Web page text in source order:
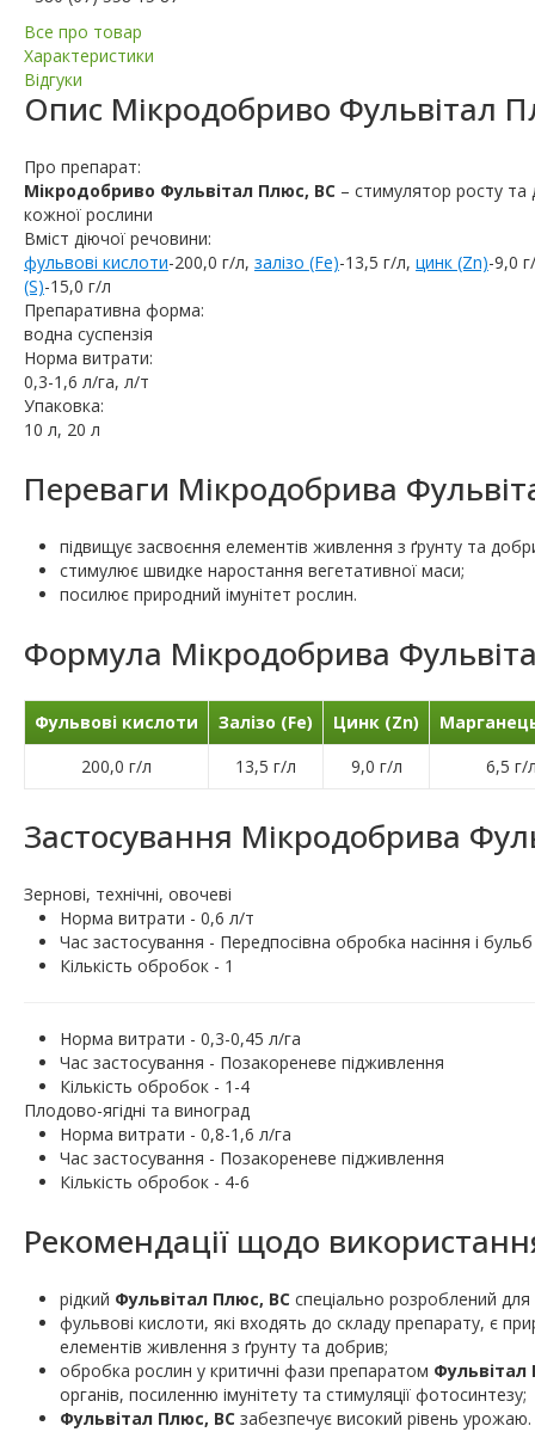
Все про товар
Характеристики
Відгуки
Опис Мікродобриво Фульвітал
Про препарат:
Мікродобриво Фульвітал Плюс, ВС – стимулятор росту та
кожної рослини
Вміст діючої речовини:
фульвові кислоти-200,0 г/л, залізо (Fe)-13,5 г/л, цинк (Zn)-9,0
(S)-15,0 г/л
Препаративна форма:
водна суспензія
Норма витрати:
0,3-1,6 л/га, л/т
Упаковка:
10 л, 20 л
Переваги Мікродобрива
підвищує засвоєння елементів живлення з ґрунту та
стимулює швидке наростання вегетативної маси;
посилює природний імунітет рослин.
Формула Мікродобрива
Фульвові кислоти Залізо (Fe) Цинк (Zn)
200,0 г/л
13,5 г/л 9,0 г/л 6,5 г/
Застосування Мікродобрива
Зернові, технічні, овочеві
Норма витрати - 0,6 л/т
Час застосування - Передпосівна обробка насіння і бульб
Кількість обробок - 1
Норма витрати - 0,3-0,45 л/га
Час застосування - Позакореневе підживлення
Кількість обробок - 1-4
Плодово-ягідні та виноград
Норма витрати - 0,8-1,6 л/га
Час застосування - Позакореневе підживлення
Кількість обробок - 4-6
Рекомендації щодо
рідкий Фульвітал Плюс, ВС спеціально розроблений
фульвові кислоти, які входять до складу препарату, є
елементів живлення з ґрунту та добрив;
обробка рослин у критичні фази препаратом
органів, посиленню імунітету та стимуляції фотосинтезу;
Фульвітал Плюс, ВС забезпечує високий рівень урожаю.